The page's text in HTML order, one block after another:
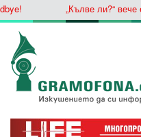
„Кълве ли?“ вече е